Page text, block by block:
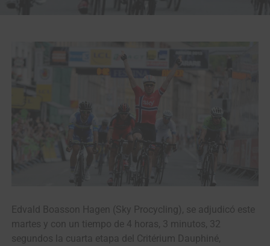
Edvald Boasson Hagen (Sky Procycling), se adjudicó este
martes y con un tiempo de 4 horas, 3 minutos, 32
segundos la cuarta etapa del Critérium Dauphiné,